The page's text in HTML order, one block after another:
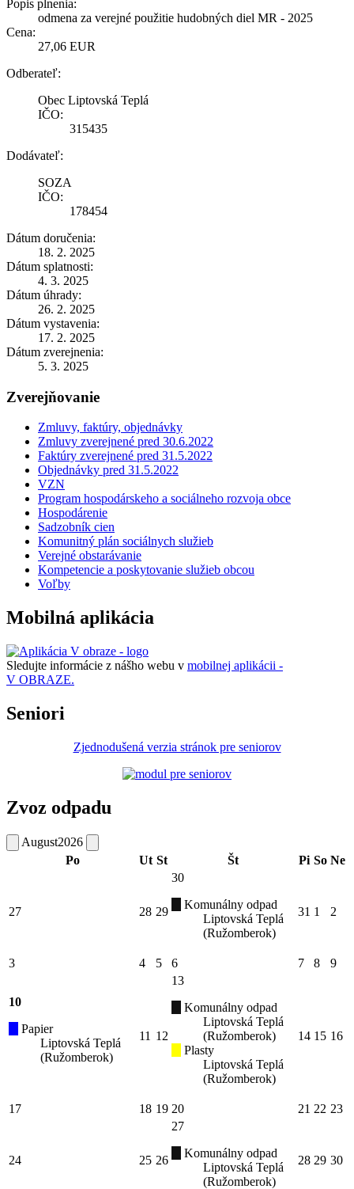
Popis plnenia:
odmena za verejné použitie hudobných diel MR - 2025
Cena:
27,06 EUR
Odberateľ:
Obec Liptovská Teplá
IČO:
315435
Dodávateľ:
SOZA
IČO:
178454
Dátum doručenia:
18. 2. 2025
Dátum splatnosti:
4. 3. 2025
Dátum úhrady:
26. 2. 2025
Dátum vystavenia:
17. 2. 2025
Dátum zverejnenia:
5. 3. 2025
Zverejňovanie
Zmluvy, faktúry, objednávky
Zmluvy zverejnené pred 30.6.2022
Faktúry zverejnené pred 31.5.2022
Objednávky pred 31.5.2022
VZN
Program hospodárskeho a sociálneho rozvoja obce
Hospodárenie
Sadzobník cien
Komunitný plán sociálnych služieb
Verejné obstarávanie
Kompetencie a poskytovanie služieb obcou
Voľby
Mobilná aplikácia
Sledujte informácie z nášho webu v mobilnej aplikácii -
V OBRAZE.
Seniori
Zjednodušená verzia stránok pre seniorov
Zvoz odpadu
August2026
Po
Ut St Št Pi So Ne
27 28 29
30
Komunálny odpad
Liptovská Teplá
(Ružomberok)
31 1 2
3 4 5 6 7 8 9
10
Papier
Liptovská Teplá
(Ružomberok)
11 12
13
Komunálny odpad
Liptovská Teplá
(Ružomberok)
Plasty
Liptovská Teplá
(Ružomberok)
14 15 16
17 18 19 20 21 22 23
24 25 26
27
Komunálny odpad
Liptovská Teplá
(Ružomberok)
28 29 30